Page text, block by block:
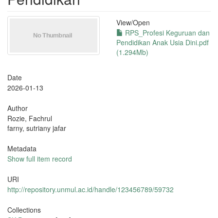
View/Open
RPS_Profesi Keguruan dan
Pendidikan Anak Usia Dini.pdf
(1.294Mb)
Date
2026-01-13
Author
Rozie, Fachrul
farny, sutriany jafar
Metadata
Show full item record
URI
http://repository.unmul.ac.id/handle/123456789/59732
Collections